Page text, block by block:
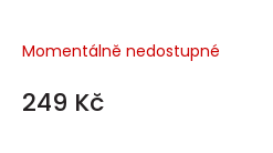
Momentálně nedostupné
249 Kč